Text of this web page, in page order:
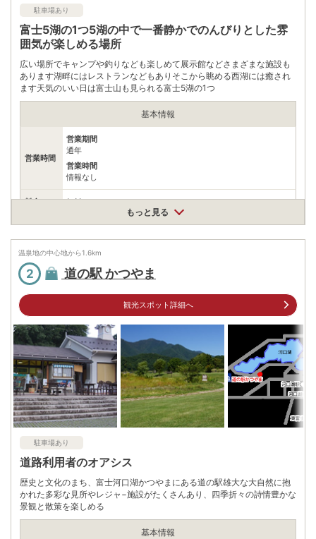
駐車場あり
富士5湖の1つ5湖の中で一番静かでのんびりとした雰
囲気が楽しめる場所
広い場所でキャンプや釣りなども楽しめて展示館などさまざまな施設も
あります湖畔にはレストランなどもありそこから眺める西湖には癒され
ます天気のいい日は富士山も見られる富士5湖の1つ
基本情報
営業時間
営業期間
通年
営業時間
情報なし
料金 無料
アクセス
住所
山梨県富士河口湖町西湖
車
河口湖IC約25分富士IC約1時間甲府南IC約1時間
駐車場 無料
電話番号
0555823131
※問い合わせ先：西湖観光協会
※ 掲載情報は変更になる場合があります。最新の内容はご利用前にご自身でお
問合せください。
※ 料金情報は税込・税抜表記が混ざっております。正しい金額はご利用前にご
自身でお問合せください。
もっと見る
温泉地の中心地から1.6km
2 道の駅 かつやま
観光スポット詳細へ
駐車場あり
道路利用者のオアシス
歴史と文化のまち、富士河口湖かつやまにある道の駅雄大な大自然に抱
かれた多彩な見所やレジャ−施設がたくさんあり、四季折々の詩情豊かな
景観と散策を楽しめる
基本情報